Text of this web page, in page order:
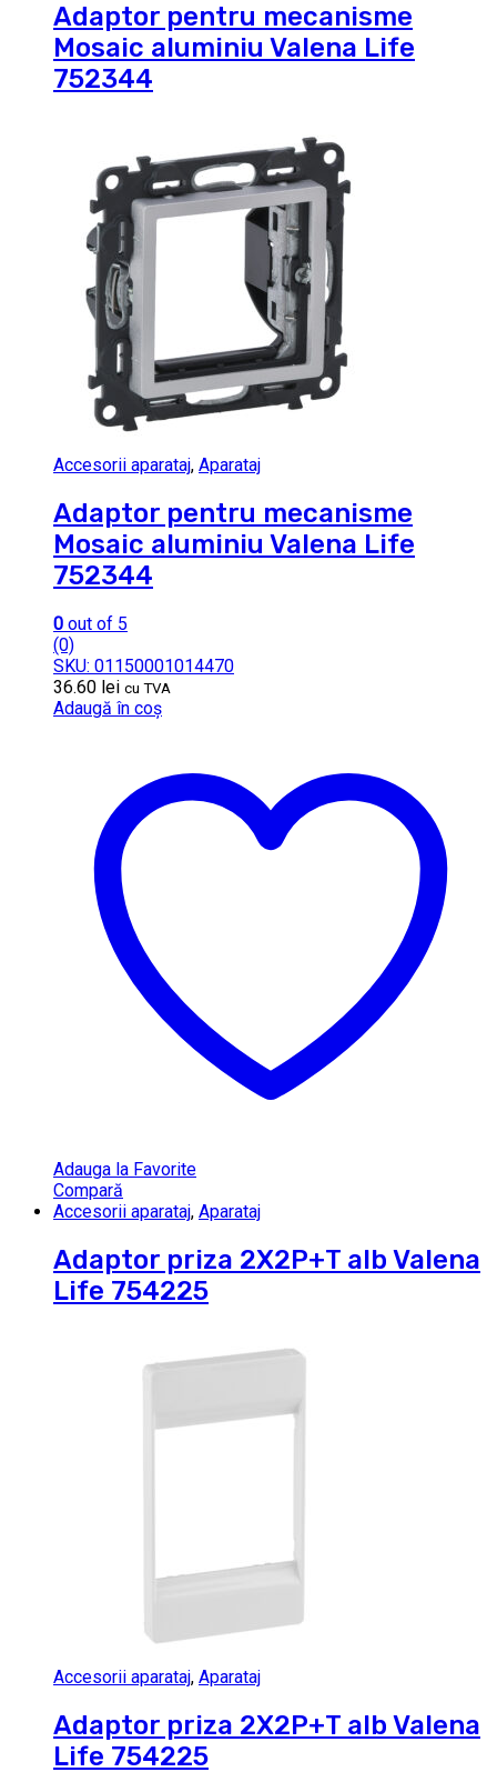
Adaptor pentru mecanisme
Mosaic aluminiu Valena Life
752344
Accesorii aparataj, Aparataj
Adaptor pentru mecanisme
Mosaic aluminiu Valena Life
752344
0 out of 5
(0)
SKU: 01150001014470
36.60 lei cu TVA
Adaugă în coș
Adauga la Favorite
Compară
Accesorii aparataj, Aparataj
Adaptor priza 2X2P+T alb Valena
Life 754225
Accesorii aparataj, Aparataj
Adaptor priza 2X2P+T alb Valena
Life 754225